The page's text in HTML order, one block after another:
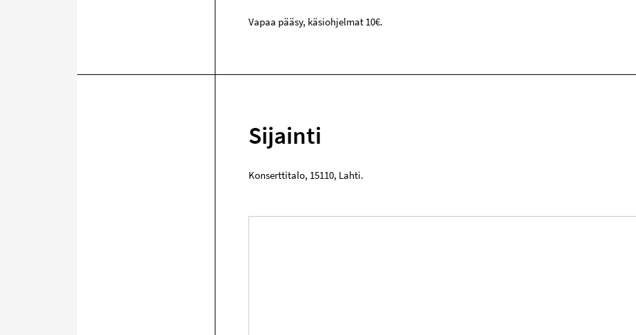
Vapaa pääsy, käsiohjelmat 10€.
Sijainti
Konserttitalo, 15110, Lahti.